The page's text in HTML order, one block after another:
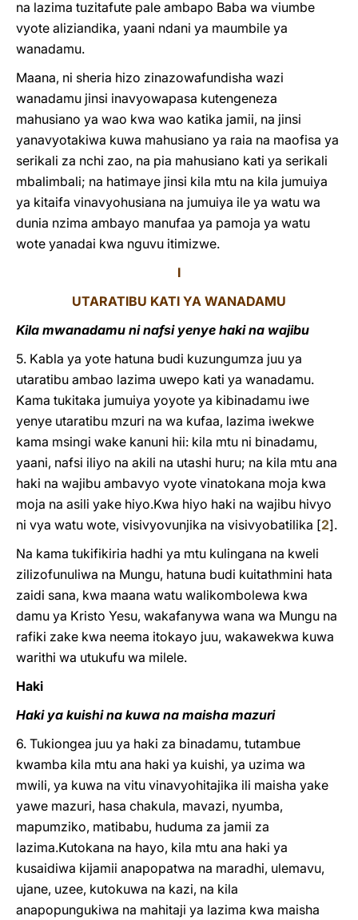
na lazima tuzitafute pale ambapo Baba wa viumbe
vyote aliziandika, yaani ndani ya maumbile ya
wanadamu.
Maana, ni sheria hizo zinazowafundisha wazi
wanadamu jinsi inavyowapasa kutengeneza
mahusiano ya wao kwa wao katika jamii, na jinsi
yanavyotakiwa kuwa mahusiano ya raia na maofisa ya
serikali za nchi zao, na pia mahusiano kati ya serikali
mbalimbali; na hatimaye jinsi kila mtu na kila jumuiya
ya kitaifa vinavyohusiana na jumuiya ile ya watu wa
dunia nzima ambayo manufaa ya pamoja ya watu
wote yanadai kwa nguvu itimizwe.
I
UTARATIBU KATI YA WANADAMU
Kila mwanadamu ni nafsi yenye haki na wajibu
5. Kabla ya yote hatuna budi kuzungumza juu ya
utaratibu ambao lazima uwepo kati ya wanadamu.
Kama tukitaka jumuiya yoyote ya kibinadamu iwe
yenye utaratibu mzuri na wa kufaa, lazima iwekwe
kama msingi wake kanuni hii: kila mtu ni binadamu,
yaani, nafsi iliyo na akili na utashi huru; na kila mtu ana
haki na wajibu ambavyo vyote vinatokana moja kwa
moja na asili yake hiyo.Kwa hiyo haki na wajibu hivyo
ni vya watu wote, visivyovunjika na visivyobatilika [2].
Na kama tukifikiria hadhi ya mtu kulingana na kweli
zilizofunuliwa na Mungu, hatuna budi kuitathmini hata
zaidi sana, kwa maana watu walikombolewa kwa
damu ya Kristo Yesu, wakafanywa wana wa Mungu na
rafiki zake kwa neema itokayo juu, wakawekwa kuwa
warithi wa utukufu wa milele.
Haki
Haki ya kuishi na kuwa na maisha mazuri
6. Tukiongea juu ya haki za binadamu, tutambue
kwamba kila mtu ana haki ya kuishi, ya uzima wa
mwili, ya kuwa na vitu vinavyohitajika ili maisha yake
yawe mazuri, hasa chakula, mavazi, nyumba,
mapumziko, matibabu, huduma za jamii za
lazima.Kutokana na hayo, kila mtu ana haki ya
kusaidiwa kijamii anapopatwa na maradhi, ulemavu,
ujane, uzee, kutokuwa na kazi, na kila
anapopungukiwa na mahitaji ya lazima kwa maisha